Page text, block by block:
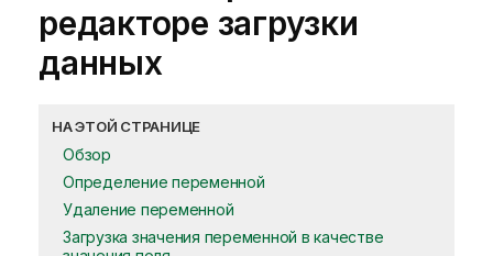
редакторе загрузки
данных
НА ЭТОЙ СТРАНИЦЕ
Обзор
Определение переменной
Удаление переменной
Загрузка значения переменной в качестве